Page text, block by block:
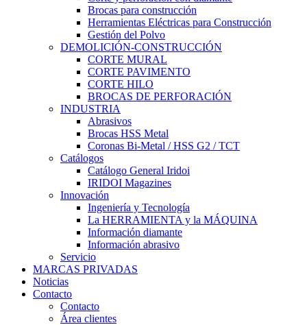
Brocas para construcción
Herramientas Eléctricas para Construcción
Gestión del Polvo
DEMOLICIÓN-CONSTRUCCIÓN
CORTE MURAL
CORTE PAVIMENTO
CORTE HILO
BROCAS DE PERFORACIÓN
INDUSTRIA
Abrasivos
Brocas HSS Metal
Coronas Bi-Metal / HSS G2 / TCT
Catálogos
Catálogo General Iridoi
IRIDOI Magazines
Innovación
Ingeniería y Tecnología
La HERRAMIENTA y la MÁQUINA
Información diamante
Información abrasivo
Servicio
MARCAS PRIVADAS
Noticias
Contacto
Contacto
Área clientes